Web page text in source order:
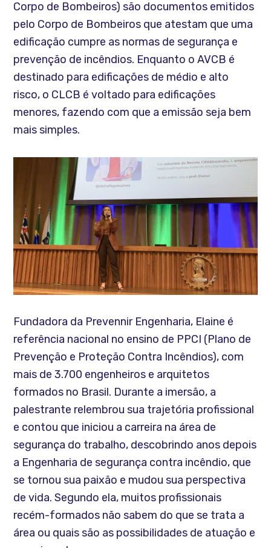
Corpo de Bombeiros) são documentos emitidos
pelo Corpo de Bombeiros que atestam que uma
edificação cumpre as normas de segurança e
prevenção de incêndios. Enquanto o AVCB é
destinado para edificações de médio e alto
risco, o CLCB é voltado para edificações
menores, fazendo com que a emissão seja bem
mais simples.
Fundadora da Prevennir Engenharia, Elaine é
referência nacional no ensino de PPCI (Plano de
Prevenção e Proteção Contra Incêndios), com
mais de 3.700 engenheiros e arquitetos
formados no Brasil. Durante a imersão, a
palestrante relembrou sua trajetória profissional
e contou que iniciou a carreira na área de
segurança do trabalho, descobrindo anos depois
a Engenharia de segurança contra incêndio, que
se tornou sua paixão e mudou sua perspectiva
de vida. Segundo ela, muitos profissionais
recém-formados não sabem do que se trata a
área ou quais são as possibilidades de atuação e